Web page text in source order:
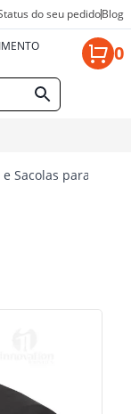
do seu pedidoBlog
0
e Sacolas para